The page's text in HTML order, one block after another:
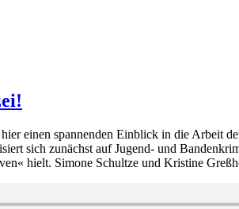
einen spannenden Einblick in die Arbeit
sich zunächst auf Jugend- und
hielt. Simone Schultze und Kristine